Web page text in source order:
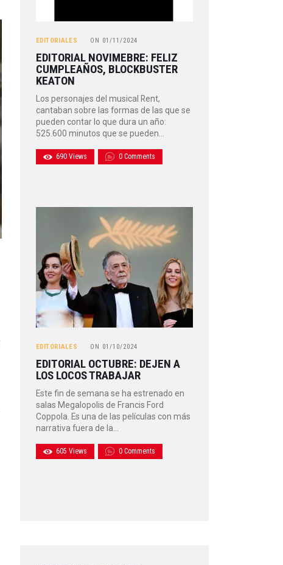
EDITORIALES ON 01/11/2024
EDITORIAL NOVIMEBRE: FELIZ
CUMPLEAÑOS, BLOCKBUSTER
KEATON
Los personajes del musical Rent,
cantaban sobre las formas de las que se
pueden contar lo que dura un año:
525.600 minutos que se pueden…
690 Views 0 Comments
EDITORIALES ON 01/10/2024
EDITORIAL OCTUBRE: DEJEN A
LOS LOCOS TRABAJAR
Este fin de semana se ha estrenado en
salas Megalopolis de Francis Ford
Coppola. Es una de las películas con más
narrativa fuera de la…
605 Views 0 Comments